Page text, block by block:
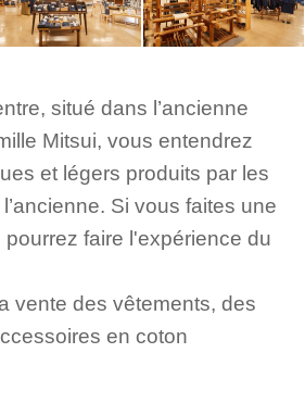
situé dans l’ancienne
Mitsui, vous entendrez
et légers produits par les
Si vous faites une
faire l'expérience du
vente des vêtements, des
en coton